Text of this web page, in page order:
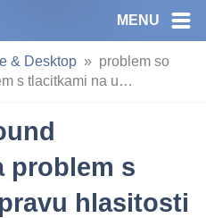
MENU
& Desktop
problem so
s tlacitkami na u…
problem s
hlasitosti